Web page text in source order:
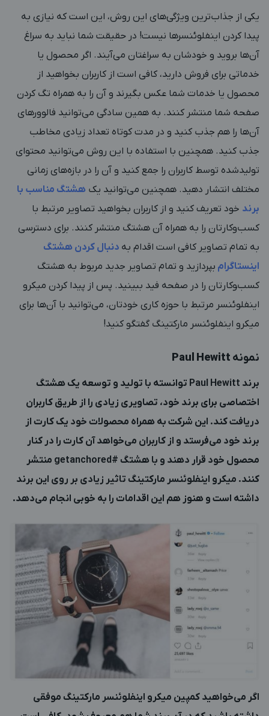
یکی از جذاب‌ترین ویژگی‌های این روش، این است که نیازی به
پیدا کردن اینفلوئنسرها نیست! در حقیقت شما نباید به سراغ
آن‌ها بروید و خودشان به سراغتان می‌آیند. اگر محصول یا
خدماتی برای فروش دارید، کافی است از کاربران بخواهید از
محصول یا خدمات شما عکس بگیرند و آن را به همراه تگ کردن
صفحه شما منتشر کنند. به همین سادگی می‌توانید فالوورهای
آن‌ها را هم جذب کنید و در مدت کوتاه تعداد زیادی مخاطب
جذب کنید. همچنین با استفاده با این روش می‌توانید محتوای
تولیدشده توسط کاربران را جمع کنید و آن را در بازه‌های زمانی
مختلف انتشار دهید. همچنین می‌توانید یک هشتگ مناسب با
برند خود تعریف کنید و از کاربران بخواهید تصاویر مرتبط با
کسب‌وکارتان را به همراه آن هشتگ منتشر کنند. برای دسترسی
به تمام تصاویر کافی است اقدام به دنبال کردن هشتگ
اینستاگرام بپردازید و تمام تصاویر جدید مربوط به هشتگ
کسب‌‍وکارتان را در صفحه فید ببینید. پس از پیدا کردن میکرو
اینفلوئنسر مرتبط با حوزه کاری خودتان، می‌توانید با آن‌ها برای
میکرو اینفلوئنسر مارکتینگ گفتگو کنید!
نمونه Paul Hewitt
برند Paul Hewitt توانسته با تولید و توسعه یک هشتگ
اختصاصی برای برند خود، تصاویری زیادی را از طریق کاربران
دریافت کند. این شرکت به همراه محصولات خود یک کارت از
برند خود می‌فرستد و از کاربران می‌خواهد آن کارت را در کنار
محصول خود قرار دهند و با هشتگ #getanchored منتشر
کنند. میکرو اینفلوئنسر مارکتینگ تاثیر زیادی بر روی این برند
داشته است و هنوز هم این اقدامات را به خوبی انجام می‌دهد.
اگر می‌خواهید کمپین میکرو اینفلوئنسر مارکتینگ موفقی